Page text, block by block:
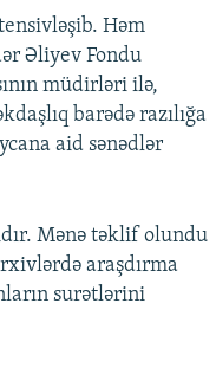
Həm
Əliyev Fondu
müdirləri ilə,
barədə razılığa
aid sənədlər
Mənə təklif olundu
araşdırma
surətlərini